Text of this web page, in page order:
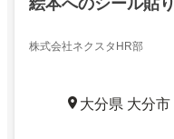
株式会社ネクスタHR部
大分県 大分市